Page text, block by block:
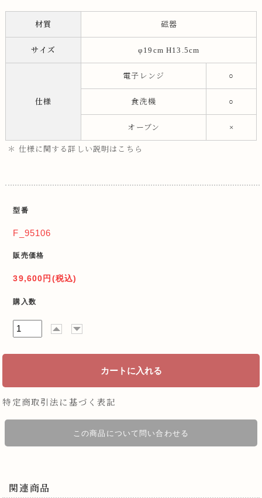
材質 磁器
サイズ φ19cm H13.5cm
仕様
電子レンジ ○
食洗機 ○
オーブン ×
＊ 仕様に関する詳しい説明はこちら
型番
F_95106
販売価格
39,600円(税込)
購入数
特定商取引法に基づく表記
この商品について問い合わせる
関連商品